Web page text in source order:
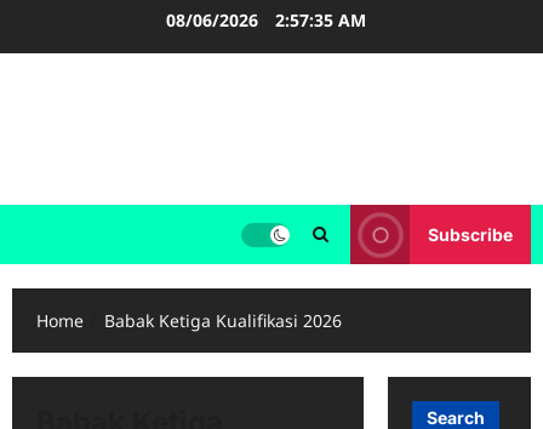
08/06/2026 2:57:36 AM
Subscribe
Home Babak Ketiga Kualifikasi 2026
Search